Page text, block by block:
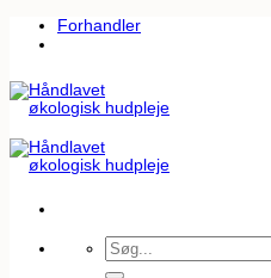
FortsætForhandler
Søg
efter: